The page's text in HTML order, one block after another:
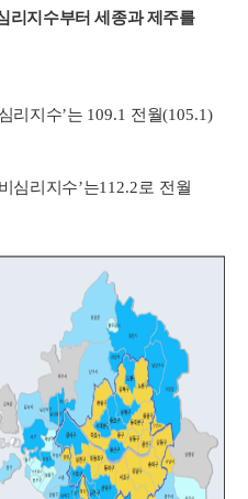
리지수부터 세종과 제주를
리지수’는 109.1 전월(105.1)
심리지수’는112.2로 전월